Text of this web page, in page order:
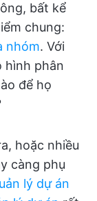
bất kể
chung:
nhóm. Với
hình phân
để họ
hoặc nhiều
càng phụ
lý dự án